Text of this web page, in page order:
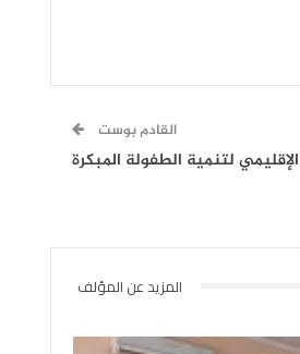
القادم بوست
المزيد عن المؤلف